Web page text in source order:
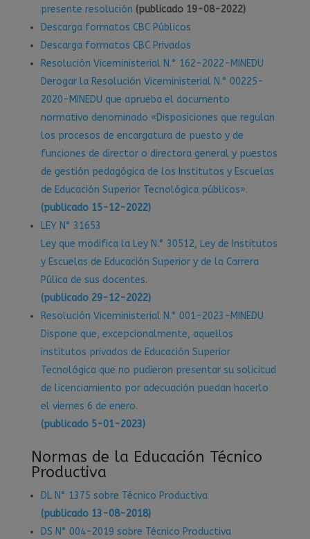
presente resolución (publicado 19-08-2022)
Descarga formatos CBC Públicos
Descarga formatos CBC Privados
Resolución Viceministerial N.° 162-2022-MINEDU
Derogar la Resolución Viceministerial N.° 00225-
2020-MINEDU que aprueba el documento
normativo denominado «Disposiciones que regulan
los procesos de encargatura de puesto y de
funciones de director o directora general y puestos
de gestión pedagógica de los Institutos y Escuelas
de Educación Superior Tecnológica públicos».
(publicado 15-12-2022)
LEY N° 31653
Ley que modifica la Ley N.° 30512, Ley de Institutos
y Escuelas de Educación Superior y de la Carrera
Púlica de sus docentes.
(publicado 29-12-2022)
Resolución Viceministerial N.° 001-2023-MINEDU
Dispone que, excepcionalmente, aquellos
institutos privados de Educación Superior
Tecnológica que no pudieron presentar su solicitud
de licenciamiento por adecuación puedan hacerlo
el viernes 6 de enero.
(publicado 5-01-2023)
Normas de la Educación Técnico
Productiva
DL N° 1375 sobre Técnico Productiva
(publicado 13-08-2018)
DS N° 004-2019 sobre Técnico Productiva